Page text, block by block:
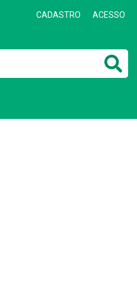
CADASTRO ACESSO